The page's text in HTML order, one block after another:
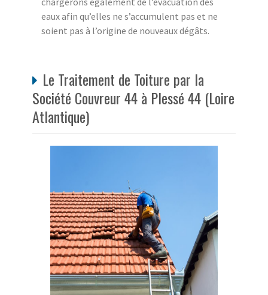
eaux afin qu’elles ne s’accumulent pas et ne
soient pas à l’origine de nouveaux dégâts.
Le Traitement de Toiture par la
Société Couvreur 44 à Plessé 44 (Loire
Atlantique)